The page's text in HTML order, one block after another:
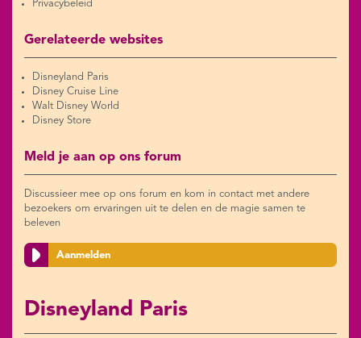
Privacybeleid
Gerelateerde websites
Disneyland Paris
Disney Cruise Line
Walt Disney World
Disney Store
Meld je aan op ons forum
Discussieer mee op ons forum en kom in contact met andere
bezoekers om ervaringen uit te delen en de magie samen te
beleven
Aanmelden
Disneyland Paris